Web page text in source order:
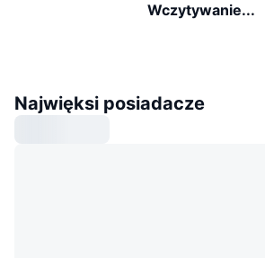
Wczytywanie...
Najwięksi posiadacze